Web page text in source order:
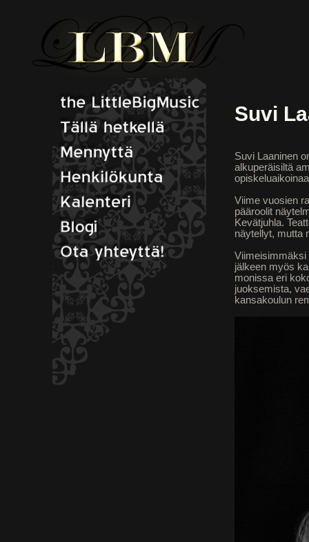
Suvi
Suvi Laaninen
alkuperäisiltä
Viime vuosien
pääroolit
Kevätjuhla.
näytellyt, mutta
Viimeisimmäksi
jälkeen myös
monissa eri
juoksemista,
kansakoulun